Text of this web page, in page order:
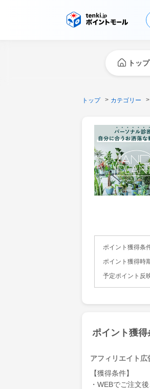
トップ
トップ カテゴリー
ポイント獲得条
ポイント獲得時
予定ポイント反
ポイント獲得
アフィリエイト
【獲得条件】
・WEBでご注文